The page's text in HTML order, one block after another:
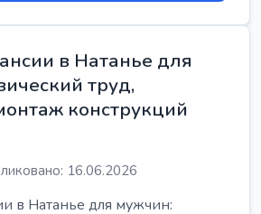
в Натанье для
труд,
конструкций
16.06.2026
в Натанье для мужчин: